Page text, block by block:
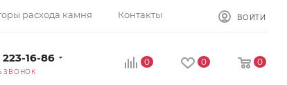
расхода камня Контакты ВОЙТИ
223-16-86
ЗВОНОК
0 0 0